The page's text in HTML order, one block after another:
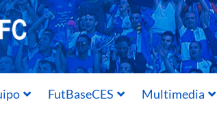
FutBaseCES Multimedia